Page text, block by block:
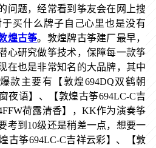
问题，经常看到筝友会在网上搜
买什么牌子自己心里也是没有
煌古筝。敦煌牌古筝建厂最早，
心研究做筝技术，保障每一款筝
在也是非常知名的大品牌，其中
款主要有【敦煌694DQ双鹤朝
夜语】、【敦煌古筝694LC-C吉
荷露清香】，KK作为演奏筝
考到10级还是稍差一点，想要一
古筝694LC-C吉祥云彩】、【敦